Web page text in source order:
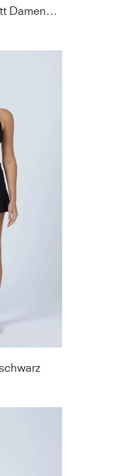
Tennis T-Shirt V-Ausschnitt Damen & Mädchen, weiß